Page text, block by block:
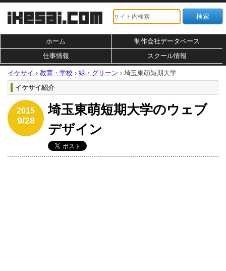
ホーム
制作会社データベース
仕事情報
スクール情報
イケサイ › 教育・学校 › 緑・グリーン › 埼玉東萌短期大学
イケサイ紹介
2015
9/28
埼玉東萌短期大学のウェブ
デザイン